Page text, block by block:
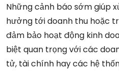
Những cảnh báo sớm giúp
hưởng tới doanh thu hoặc
đảm bảo hoạt động kinh
biệt quan trọng với các
tử, tài chính hay các hệ